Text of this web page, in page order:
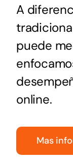
A
puede
online.
Mas